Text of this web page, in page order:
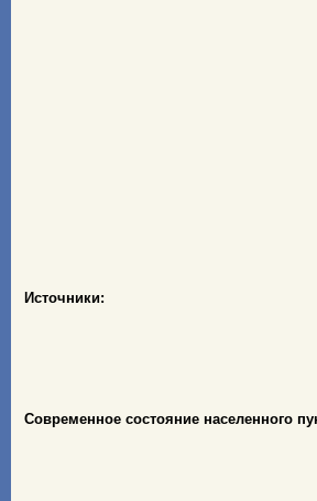
Источники:
Современное состояние населенного